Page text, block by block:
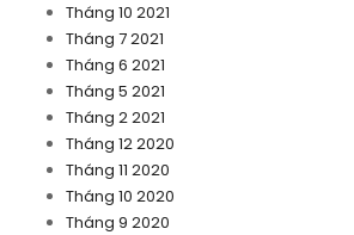
Tháng 10 2021
Tháng 7 2021
Tháng 6 2021
Tháng 5 2021
Tháng 2 2021
Tháng 12 2020
Tháng 11 2020
Tháng 10 2020
Tháng 9 2020